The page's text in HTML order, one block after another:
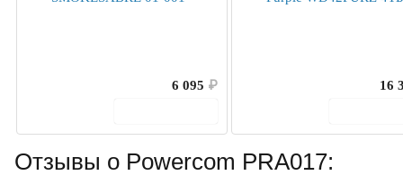
6 095 ₽
16
Отзывы о Powercom PRA017: